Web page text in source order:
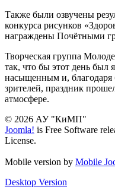
Также были озвучены
конкурса рисунков
награждены Почётными
Творческая группа
так, что бы этот день был
насыщенным и, благодаря
зрителей, праздник
атмосфере.
© 2026 АУ "КиМП"
Joomla! is Free Software
License.
Mobile version by Mobile
Desktop Version